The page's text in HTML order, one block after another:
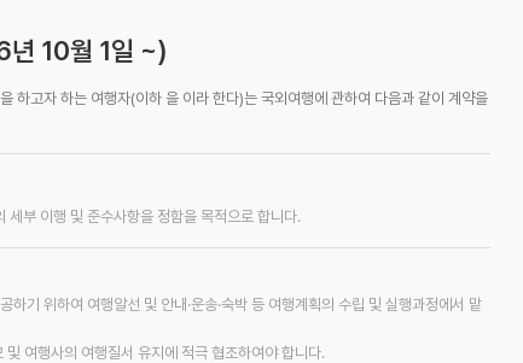
10월 1일 ~)
하고자 하는 여행자(이하 을 이라 한다)는 국외여행에 관하여 다음과 같이 계약을
부 이행 및 준수사항을 정함을 목적으로 합니다.
기 위하여 여행알선 및 안내·운송·숙박 등 여행계획의 수립 및 실행과정에서 맡
여행사의 여행질서 유지에 적극 협조하여야 합니다.